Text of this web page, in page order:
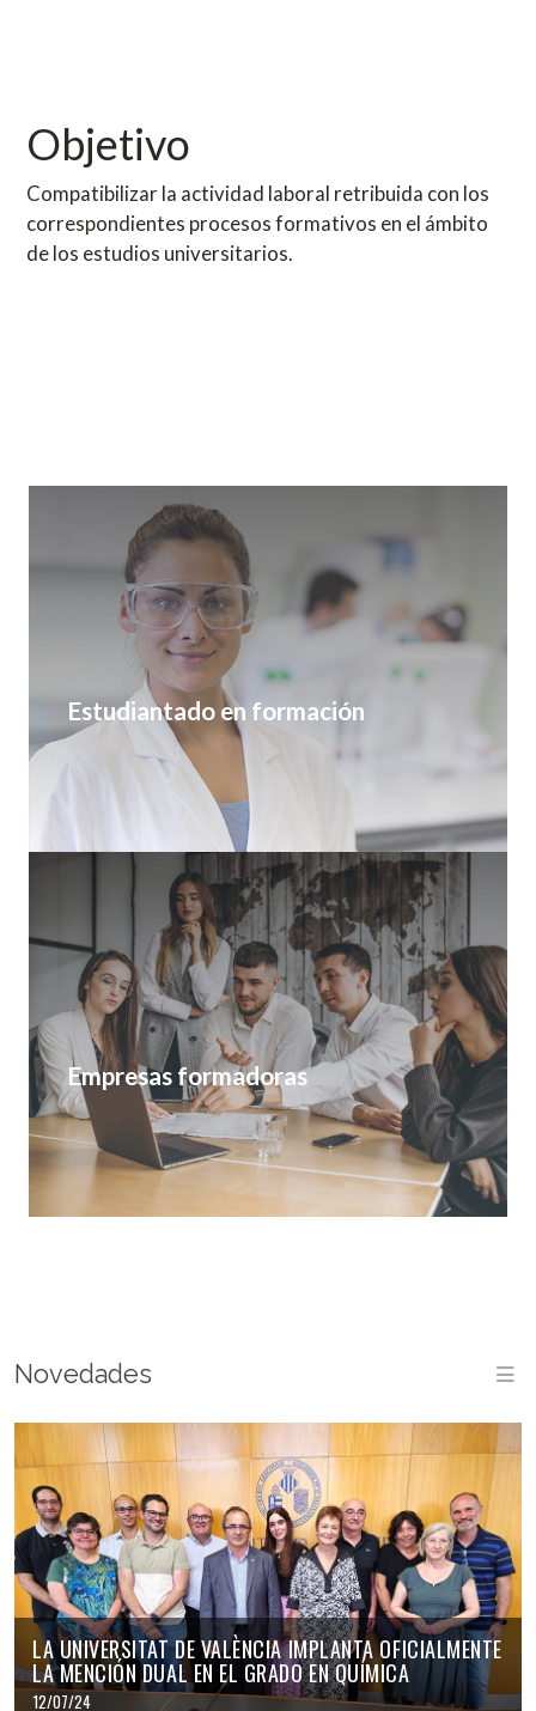
Objetivo
Compatibilizar la actividad laboral retribuida con los
correspondientes procesos formativos en el ámbito
de los estudios universitarios.
Estudiantado en formación
Empresas formadoras
Novedades
LA UNIVERSITAT DE VALÈNCIA IMPLANTA OFICIALMENTE
LA MENCIÓN DUAL EN EL GRADO EN QUÍMICA
12/07/24